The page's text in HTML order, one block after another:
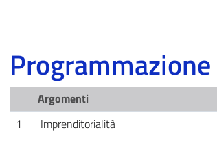
Argomenti
1
Imprenditorialità